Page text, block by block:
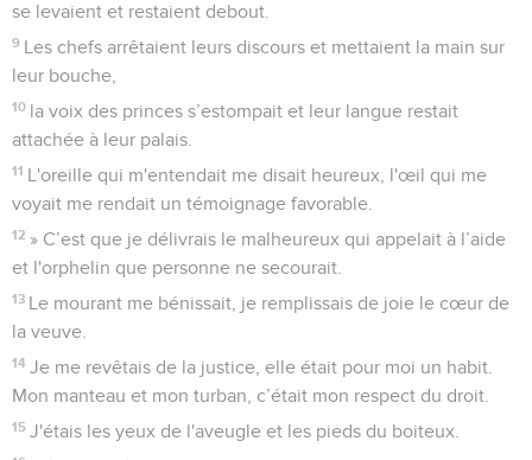
se levaient et restaient debout.
9 Les chefs arrêtaient leurs discours et mettaient la main sur
leur bouche,
10 la voix des princes s’estompait et leur langue restait
attachée à leur palais.
11 L'oreille qui m'entendait me disait heureux, l'œil qui me
voyait me rendait un témoignage favorable.
12 » C’est que je délivrais le malheureux qui appelait à l’aide
et l'orphelin que personne ne secourait.
13 Le mourant me bénissait, je remplissais de joie le cœur de
la veuve.
14 Je me revêtais de la justice, elle était pour moi un habit.
Mon manteau et mon turban, c’était mon respect du droit.
15 J'étais les yeux de l'aveugle et les pieds du boiteux.